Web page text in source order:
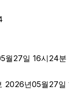
월27일 16시24
2026년05월27일